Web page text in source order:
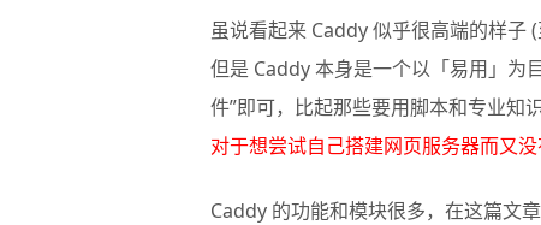
虽说看起来 Caddy 似乎很高端的样子
但是 Caddy 本身是一个以「易用」为
件”即可，比起那些要用脚本和专业知
对于想尝试自己搭建网页服务器而又
Caddy的功能和模块很多，在这篇文